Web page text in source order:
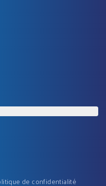
de confidentialité